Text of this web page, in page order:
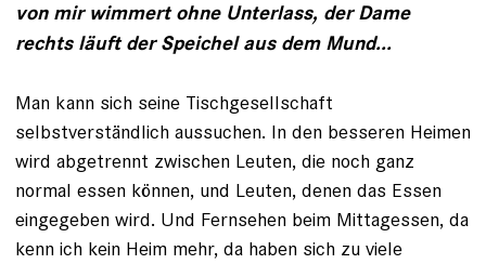
von mir wimmert ohne Unterlass, der Dame
rechts läuft der Speichel aus dem Mund...
Man kann sich seine Tischgesellschaft
selbstverständlich aussuchen. In den besseren Heimen
wird abgetrennt zwischen Leuten, die noch ganz
normal essen können, und Leuten, denen das Essen
einge­geben wird. Und Fernsehen beim Mittag­essen, da
kenn ich kein Heim mehr, da haben sich zu viele